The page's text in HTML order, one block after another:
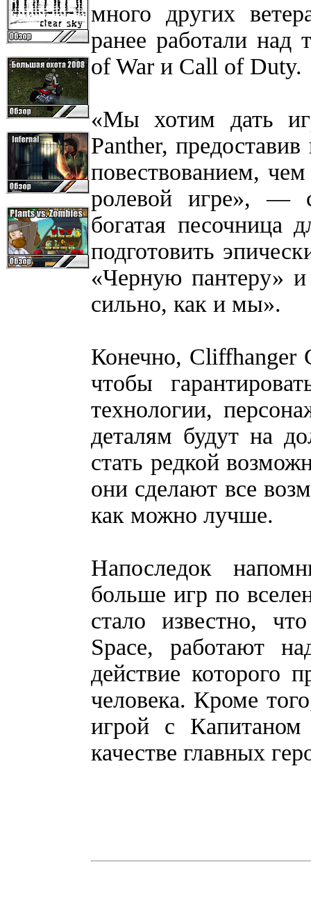
много других
ранее работали
of War и Call of Duty.
«Мы хотим дать
Panther,
повествованием,
ролевой игре», —
богатая песочница
подготовить
«Черную пантеру» и
сильно, как и мы».
Конечно, Cliffhanger
чтобы
технологии,
деталям будут на
стать редкой
они сделают все
как можно лучше.
Напоследок
больше игр по
стало известно,
Space, работают
действие которого
человека. Кроме
игрой с
качестве главных